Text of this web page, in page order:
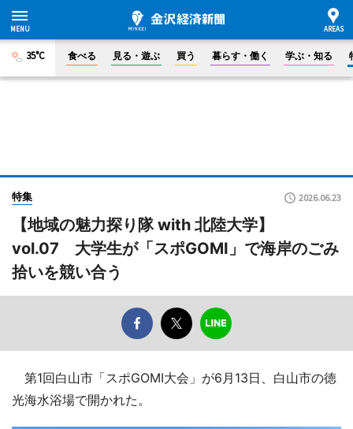
35°C 食べる 見る・遊ぶ 買う 暮らす・働く 学ぶ・知る
特集 2026.06.23
【地域の魅力探り隊 with 北陸大学】
vol.07 大学生が「スポGOMI」で海岸のごみ
拾いを競い合う
第1回白山市「スポGOMI大会」が6月13日、白山市の徳
光海水浴場で開かれた。